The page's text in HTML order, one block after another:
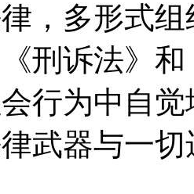
，多形式
《刑诉法》
行为中自
武器与一